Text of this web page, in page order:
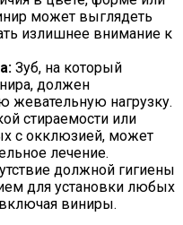
может выглядеть
излишнее внимание к
Зуб, на который
должен
нагрузку.
стираемости или
с окклюзией, может
лечение.
должной гигиены
для установки любых
виниры.